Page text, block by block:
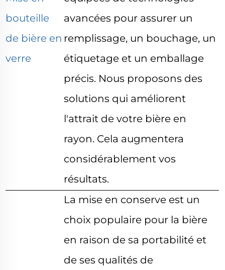
bouteille
de bière en
verre
avancées pour assurer un
remplissage, un bouchage, un
étiquetage et un emballage
précis. Nous proposons des
solutions qui améliorent
l'attrait de votre bière en
rayon. Cela augmentera
considérablement vos
résultats.
La mise en conserve est un
choix populaire pour la bière
en raison de sa portabilité et
de ses qualités de